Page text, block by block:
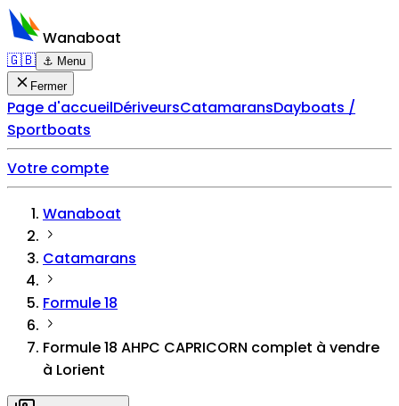
Wanaboat
🇬🇧 ⚓ Menu
Fermer
Page d'accueilDériveursCatamaransDayboats /
Sportboats
Votre compte
Wanaboat
Catamarans
Formule 18
Formule 18 AHPC CAPRICORN complet à vendre
à Lorient